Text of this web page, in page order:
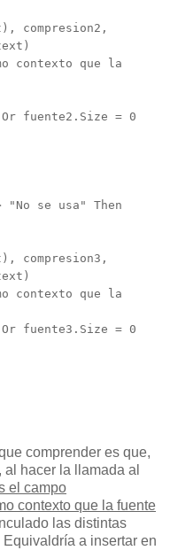
compresion2,
que la
= 0
se usa" Then
compresion3,
que la
= 0
comprender es que,
, al hacer la llamada al
el campo
contexto que la fuente
las distintas
a insertar en